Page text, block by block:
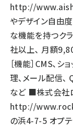
http://
やデザイン自由
な機能を持つク
社以上、 月額
［機能］CMS、シ
理、メール配信、
など ■株式会社
http://
の浜4-7-5 オプ